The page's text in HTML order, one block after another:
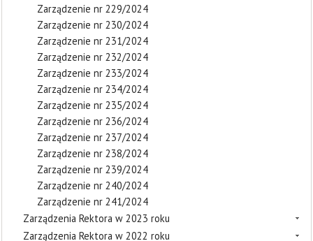
Zarządzenie nr 229/2024
Zarządzenie nr 230/2024
Zarządzenie nr 231/2024
Zarządzenie nr 232/2024
Zarządzenie nr 233/2024
Zarządzenie nr 234/2024
Zarządzenie nr 235/2024
Zarządzenie nr 236/2024
Zarządzenie nr 237/2024
Zarządzenie nr 238/2024
Zarządzenie nr 239/2024
Zarządzenie nr 240/2024
Zarządzenie nr 241/2024
Zarządzenia Rektora w 2023 roku
Zarządzenia Rektora w 2022 roku